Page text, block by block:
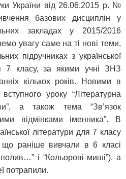
України від 26.06.2015 р. №
базових дисциплін у
закладах у 2015/2016
увагу саме на ті нові теми,
підручниках з української
7 класу, за якими учні ЗНЗ
кількох років. Новими в
уроку “Літературна
а також тема “Зв’язок
відмінками іменника”. В
літератури для 7 класу
що раніше вивчали в 6 класі
і “Кольорові миші”), а
потрапили.